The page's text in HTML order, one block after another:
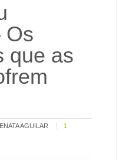
Os
que as
AGUILAR
1